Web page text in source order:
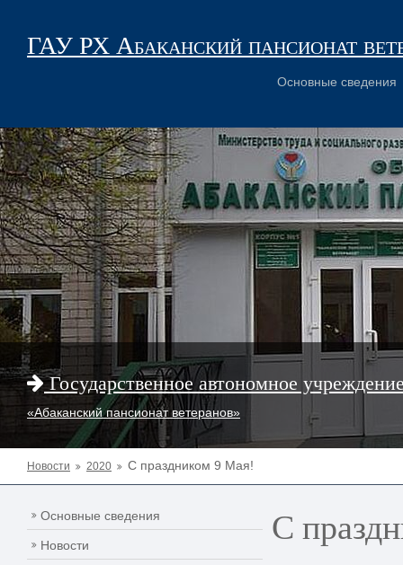
ГАУ РХ Абаканский пансионат
Основные сведения
Государственное автономное
«Абаканский пансионат ветеранов»
Новости 2020 С праздником 9 Мая!
Основные сведения
Новости С